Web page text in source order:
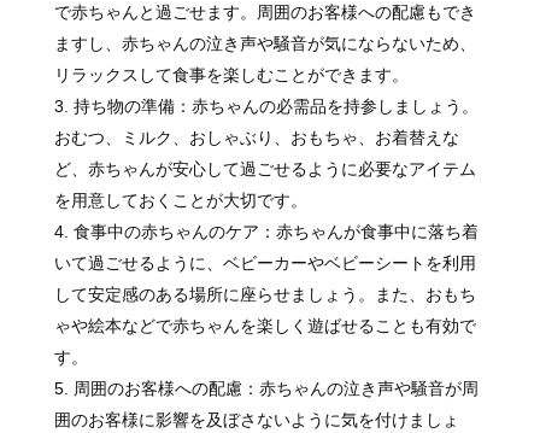
で赤ちゃんと過ごせます。周囲のお客様への配慮もでき
ますし、赤ちゃんの泣き声や騒音が気にならないため、
リラックスして食事を楽しむことができます。
持ち物の準備：赤ちゃんの必需品を持参しましょう。
おむつ、ミルク、おしゃぶり、おもちゃ、お着替えな
ど、赤ちゃんが安心して過ごせるように必要なアイテム
を用意しておくことが大切です。
食事中の赤ちゃんのケア：赤ちゃんが食事中に落ち着
いて過ごせるように、ベビーカーやベビーシートを利用
して安定感のある場所に座らせましょう。また、おもち
ゃや絵本などで赤ちゃんを楽しく遊ばせることも有効で
す。
周囲のお客様への配慮：赤ちゃんの泣き声や騒音が周
囲のお客様に影響を及ぼさないように気を付けましょ